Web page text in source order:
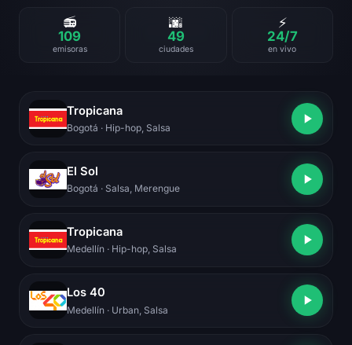
📻
109
emisoras
🌆
49
ciudades
⚡
24/7
en vivo
Tropicana
Bogotá · Hip-hop, Salsa
El Sol
Bogotá · Salsa, Merengue
Tropicana
Medellín · Hip-hop, Salsa
Los 40
Medellín · Urban, Salsa